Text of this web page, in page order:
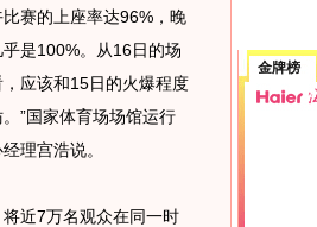
比赛的上座率达96%，晚
乎是100%。从16日的场
，应该和15日的火爆程度
”国家体育场场馆运行
理宫浩说。
7万名观众在同一时
金牌榜